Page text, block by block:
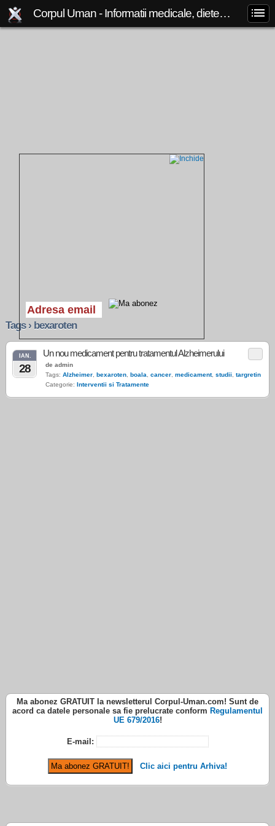
Corpul Uman - Informatii medicale, diete de slabit, boli si afectiuni
Tags › bexaroten
IAN.
28
Un nou medicament pentru tratamentul Alzheimerului
de admin
Tags: Alzheimer bexaroten boala cancer medicament, studii
targretin
Categorie: Interventii si Tratamente
Ma abonez GRATUIT la newsletterul Corpul-Uman.com! Sunt de
acord ca datele personale sa fie prelucrate conform Regulamentul
UE 679/2016!
E-mail:
Clic aici pentru Arhiva!